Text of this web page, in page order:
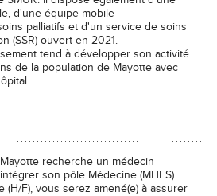
d'une équipe mobile
palliatifs et d'un service de soins
(SSR) ouvert en 2021.
tend à développer son activité
de la population de Mayotte avec
recherche un médecin
son pôle Médecine (MHES).
(H/F), vous serez amené(e) à assurer